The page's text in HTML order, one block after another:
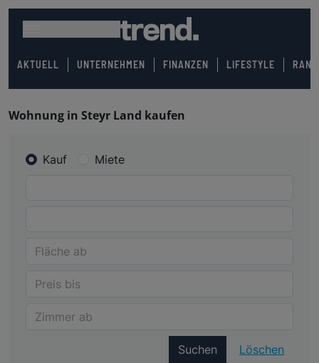
AKTUELL UNTERNEHMEN FINANZEN LIFESTYLE
Wohnung in Steyr Land kaufen
Kauf Miete
Suchen Löschen